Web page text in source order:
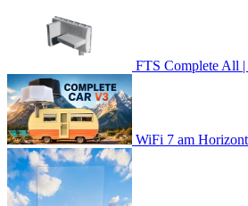
FTS Complete All
WiFi 7 am